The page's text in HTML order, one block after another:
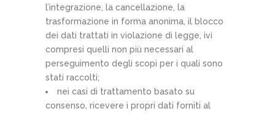
l’integrazione, la cancellazione, la
trasformazione in forma anonima, il blocco
dei dati trattati in violazione di legge, ivi
compresi quelli non più necessari al
perseguimento degli scopi per i quali sono
stati raccolti;
nei casi di trattamento basato su
consenso, ricevere i propri dati forniti al